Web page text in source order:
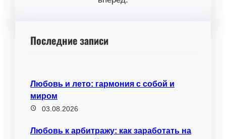
Последние записи
Любовь и лето: гармония с собой и
миром
03.08.2026
Любовь к арбитражу: как заработать на